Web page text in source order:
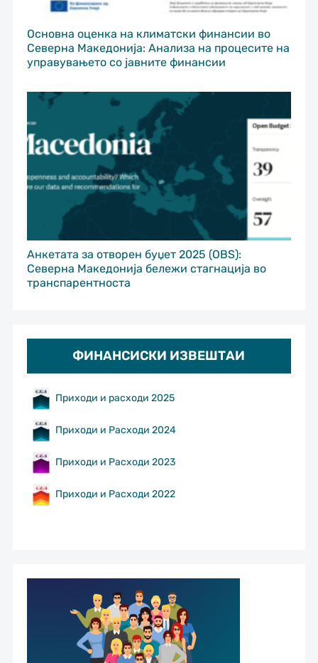
Основна оценка на климатски финансии во
Северна Македонија: Анализа на процесите на
управувањето со јавните финансии
Анкетата за отворен буџет 2025 (OBS):
Северна Македонија бележи стагнација во
транспарентноста
ФИНАНСИСКИ ИЗВЕШТАИ
Приходи и расходи 2025
Приходи и Расходи 2024
Приходи и Расходи 2023
Приходи и Расходи 2022